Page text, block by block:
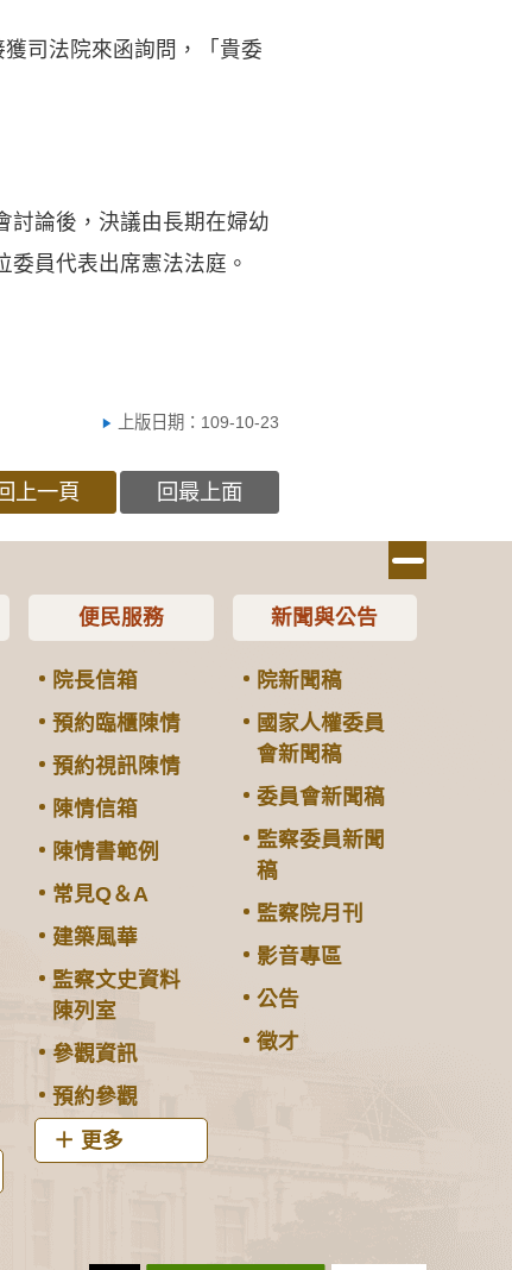
司法院來函詢問，「貴委
討論後，決議由長期在婦幼
員代表出席憲法法庭。
上版日期：109-10-23
上一頁 回最上面
便民服務
院長信箱
預約臨櫃陳情
預約視訊陳情
陳情信箱
陳情書範例
常見Q＆A
建築風華
監察文史資料
陳列室
參觀資訊
預約參觀
更多
新聞與公告
院新聞稿
國家人權委員
會新聞稿
委員會新聞稿
監察委員新聞
稿
監察院月刊
影音專區
公告
徵才